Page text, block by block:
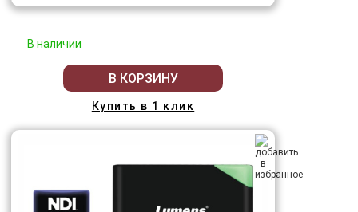
В наличии
В КОРЗИНУ
Купить в 1 клик